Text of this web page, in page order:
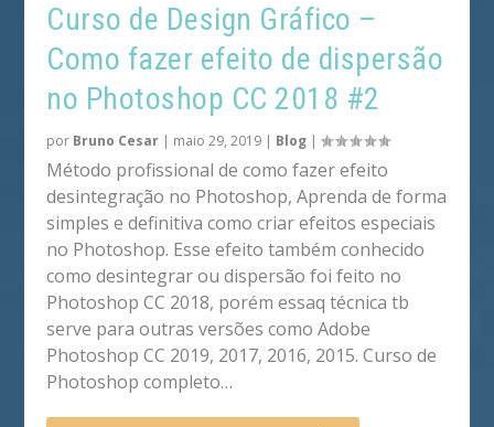
Curso de Design Gráfico –
Como fazer efeito de dispersão
no Photoshop CC 2018 #2
por Bruno Cesar | maio 29, 2019 | Blog |
Método profissional de como fazer efeito
desintegração no Photoshop, Aprenda de forma
simples e definitiva como criar efeitos especiais
no Photoshop. Esse efeito também conhecido
como desintegrar ou dispersão foi feito no
Photoshop CC 2018, porém essaq técnica tb
serve para outras versões como Adobe
Photoshop CC 2019, 2017, 2016, 2015. Curso de
Photoshop completo…